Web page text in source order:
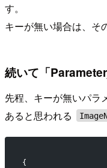
す。
キーが無い場合は、そ
続いて「
先程、キーが無いパラ
あると思われる
{